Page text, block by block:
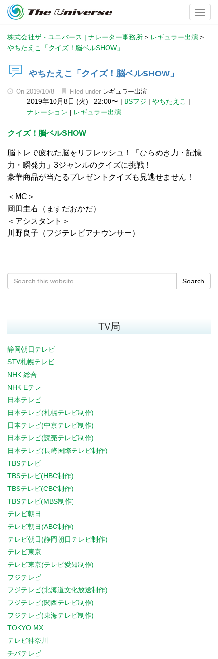
株式会社ザ・ユニバース | ナレーター事務所 > レギュラー出演 >
やちたえこ「クイズ！脳ベルSHOW」
やちたえこ「クイズ！脳ベルSHOW」
On 2019/10/8 Filed under レギュラー出演
2019年10月8日 (火) | 22:00〜 | BSフジ | やちたえこ |
ナレーション | レギュラー出演
クイズ！脳ベルSHOW
脳トレで疲れた脳をリフレッシュ！「ひらめき力・記憶
力・瞬発力」3ジャンルのクイズに挑戦！
豪華商品が当たるプレゼントクイズも見逃せません！
＜MC＞
岡田圭右（ますだおかだ）
＜アシスタント＞
川野良子（フジテレビアナウンサー）
Search
TV局
静岡朝日テレビ
STV札幌テレビ
NHK 総合
NHK Eテレ
日本テレビ
日本テレビ(札幌テレビ制作)
日本テレビ(中京テレビ制作)
日本テレビ(読売テレビ制作)
日本テレビ(長崎国際テレビ制作)
TBSテレビ
TBSテレビ(HBC制作)
TBSテレビ(CBC制作)
TBSテレビ(MBS制作)
テレビ朝日
テレビ朝日(ABC制作)
テレビ朝日(静岡朝日テレビ制作)
テレビ東京
テレビ東京(テレビ愛知制作)
フジテレビ
フジテレビ(北海道文化放送制作)
フジテレビ(関西テレビ制作)
フジテレビ(東海テレビ制作)
TOKYO MX
テレビ神奈川
チバテレビ